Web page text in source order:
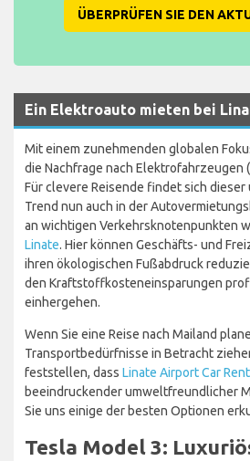
ÜBERPRÜFEN SIE DEN
Ein Elektroauto mieten bei
Mit einem zunehmenden globalen
die Nachfrage nach Elektrofahrzeugen
Für clevere Reisende findet sich
Trend nun auch in der
an wichtigen Verkehrsknotenpunkten
Linate. Hier können Geschäfts- und
ihren ökologischen Fußabdruck
den Kraftstoffkosteneinsparungen
einhergehen.
Wenn Sie eine Reise nach Mailand
Transportbedürfnisse in Betracht
feststellen, dass Linate Airport Car
beeindruckender umweltfreundlicher
Sie uns einige der besten Optionen
Tesla Model 3: